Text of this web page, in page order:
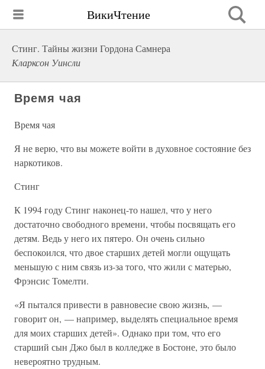
ВикиЧтение
Стинг. Тайны жизни Гордона Самнера
Кларксон Уинсли
Время чая
Время чая
Я не верю, что вы можете войти в духовное состояние без
наркотиков.
Стинг
К 1994 году Стинг наконец-то нашел, что у него
достаточно свободного времени, чтобы посвящать его
детям. Ведь у него их пятеро. Он очень сильно
беспокоился, что двое старших детей могли ощущать
меньшую с ним связь из-за того, что жили с матерью,
Фрэнсис Томелти.
«Я пытался привести в равновесие свою жизнь, —
говорит он, — например, выделять специальное время
для моих старших детей». Однако при том, что его
старший сын Джо был в колледже в Бостоне, это было
невероятно трудным.